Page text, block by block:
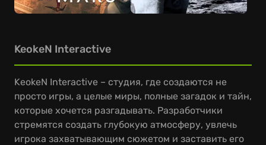
KeokeN Interactive
KeokeN Interactive – студия, где создаются не
просто игры, а целые миры, полные загадок и тайн,
которые хочется разгадывать. Разработчики
стремятся создать глубокую атмосферу, увлечь
игрока захватывающим сюжетом и заставить его